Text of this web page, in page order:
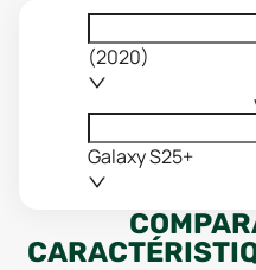
(2020)
Galaxy S25+